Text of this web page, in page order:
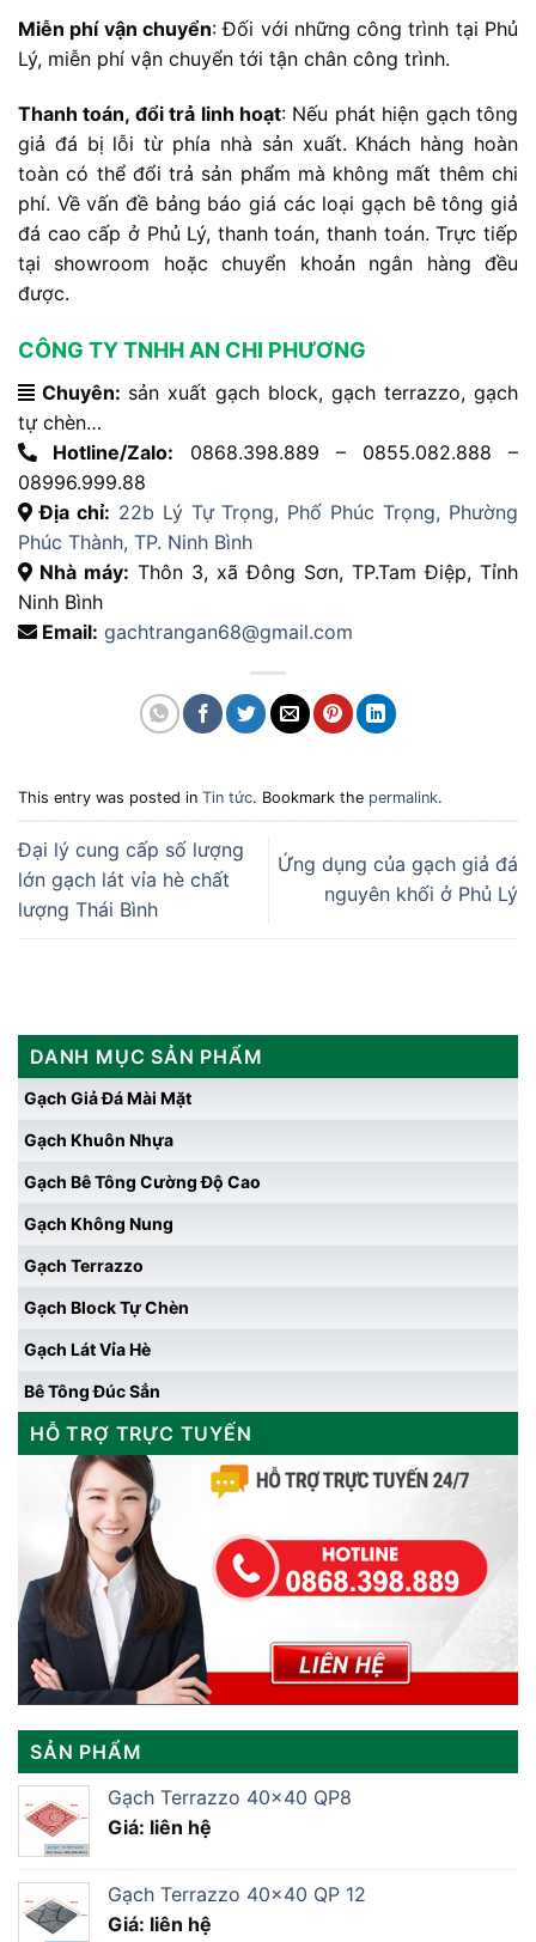
Miễn phí vận chuyển: Đối với những công trình tại Phủ
Lý, miễn phí vận chuyển tới tận chân công trình.
Thanh toán, đổi trả linh hoạt: Nếu phát hiện gạch tông
giả đá bị lỗi từ phía nhà sản xuất. Khách hàng hoàn
toàn có thể đổi trả sản phẩm mà không mất thêm chi
phí. Về vấn đề bảng báo giá các loại gạch bê tông giả
đá cao cấp ở Phủ Lý, thanh toán, thanh toán. Trực tiếp
tại showroom hoặc chuyển khoản ngân hàng đều
được.
CÔNG TY TNHH AN CHI PHƯƠNG
Chuyên: sản xuất gạch block, gạch terrazzo, gạch
tự chèn…
Hotline/Zalo: 0868.398.889 – 0855.082.888 –
08996.999.88
Địa chỉ: 22b Lý Tự Trọng, Phố Phúc Trọng, Phường
Phúc Thành, TP. Ninh Bình
Nhà máy: Thôn 3, xã Đông Sơn, TP.Tam Điệp, Tỉnh
Ninh Bình
Email: gachtrangan68@gmail.com
This entry was posted in Tin tức. Bookmark the permalink.
Đại lý cung cấp số lượng
lớn gạch lát vỉa hè chất
lượng Thái Bình
Ứng dụng của gạch giả đá
nguyên khối ở Phủ Lý
DANH MỤC SẢN PHẨM
Gạch Giả Đá Mài Mặt
Gạch Khuôn Nhựa
Gạch Bê Tông Cường Độ Cao
Gạch Không Nung
Gạch Terrazzo
Gạch Block Tự Chèn
Gạch Lát Vỉa Hè
Bê Tông Đúc Sẳn
HỖ TRỢ TRỰC TUYẾN
SẢN PHẨM
Gạch Terrazzo 40×40 QP8
Giá: liên hệ
Gạch Terrazzo 40×40 QP 12
Giá: liên hệ